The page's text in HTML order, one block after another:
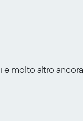
e molto altro ancora